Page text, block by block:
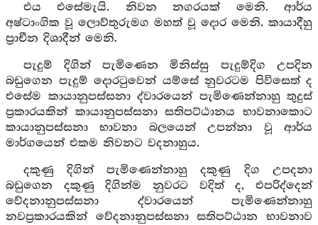
එය එසේමැයි. නිවන නගරයක් මෙනි. ආර්ය
අෂ්ටාංගික වූ ලොව්තුරුමග මහත් වූ දොර මෙනි. කායාදීහු
ප්‍රාචීන දිශාදීන් මෙනි.
පැදුම් දිගින් පැමිණෙන මිනිස්සු පැදුම්දිග උපදින
බඩුගෙන පැදුම් දොරටුවෙන් යම්සේ නුවරටම පිවිසෙත් ද
එසේම කායානුපස්සනා ද්වාරයෙන් පැමිණෙන්නාහු තුදුස්
ප්‍රකාරයකින් කායානුපස්සනා සතිපට්ඨානය භාවනාකොට
කායානුපස්සනා භාවනා බලයෙන් උපන්නා වූ ආර්ය
මාර්ගයෙන් එකම නිවනට වදනාහුය.
දකුණු දිගින් පැමිණෙන්නාහු දකුණු දිග උපදනා
බඩුගෙන දකුණු දිගින්ම නුවරට වදිත් ද, එපරිද්දෙන්
වේදනානුපස්සනා ද්වාරයෙන් පැමිණෙන්නාහු
නවප්‍රකාරයකින් වේදනානුපස්සනා සතිපට්ඨාන භාවනාව